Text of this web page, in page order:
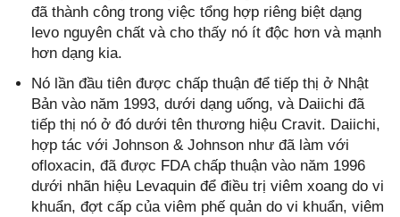
đã thành công trong việc tổng hợp riêng biệt dạng
levo nguyên chất và cho thấy nó ít độc hơn và mạnh
hơn dạng kia.
Nó lần đầu tiên được chấp thuận để tiếp thị ở Nhật
Bản vào năm 1993, dưới dạng uống, và Daiichi đã
tiếp thị nó ở đó dưới tên thương hiệu Cravit. Daiichi,
hợp tác với Johnson & Johnson như đã làm với
ofloxacin, đã được FDA chấp thuận vào năm 1996
dưới nhãn hiệu Levaquin để điều trị viêm xoang do vi
khuẩn, đợt cấp của viêm phế quản do vi khuẩn, viêm